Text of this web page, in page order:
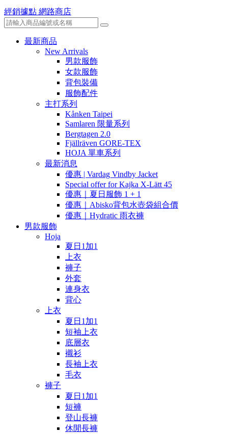
經銷據點 網路商店
最新商品
New Arrivals
男款服飾
女款服飾
背包裝備
服飾配件
主打系列
Kånken Taipei
Samlaren 限量系列
Bergtagen 2.0
Fjällräven GORE-TEX
HOJA 單車系列
最新消息
優惠 | Vardag Vindby Jacket
Special offer for Kajka X-Lätt 45
優惠｜夏日服飾 1 + 1
優惠｜Abisko背包水壺袋組合價
優惠｜Hydratic 雨衣褲
男款服飾
Hoja
夏日1加1
上衣
褲子
外套
連身衣
背心
上衣
夏日1加1
短袖上衣
底層衣
襯衫
長袖上衣
毛衣
褲子
夏日1加1
短褲
登山長褲
休閒長褲